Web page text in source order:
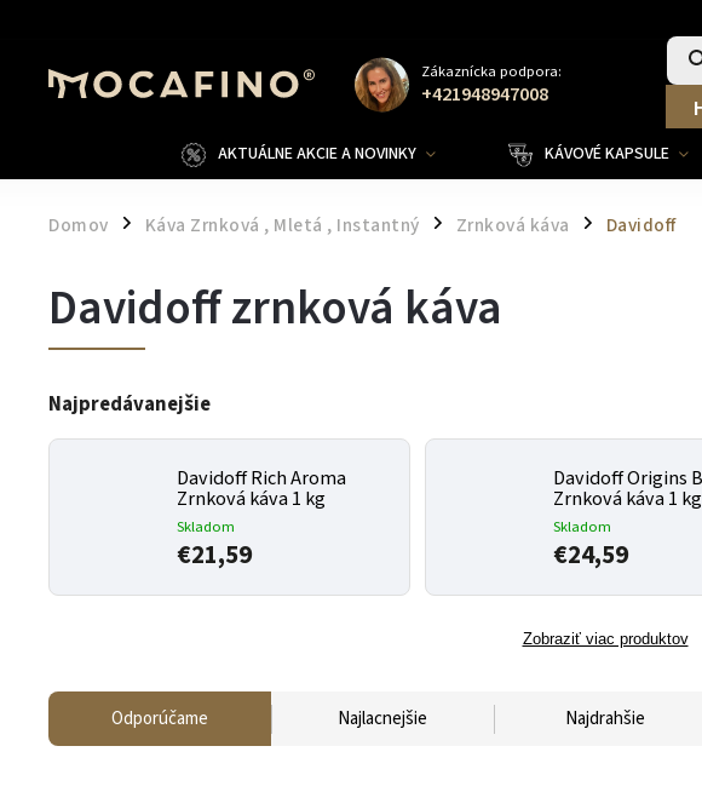
Zákaznícka podpora:
+421948947008
AKTUÁLNE AKCIE A NOVINKY KÁVOVÉ KAPSULE
Domov / Káva Zrnková , Mletá , Instantný / Zrnková káva / Davidoff
Davidoff zrnková káva
Najpredávanejšie
Davidoff Rich Aroma
Zrnková káva 1 kg
Skladom
€21,59
Davidoff Origins
Zrnková káva 1 kg
Skladom
€24,59
Zobraziť viac produktov
Odporúčame Najlacnejšie Najdrahšie